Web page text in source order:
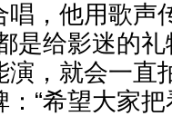
，他用歌声
是给影迷的
，就会一直
“希望大家